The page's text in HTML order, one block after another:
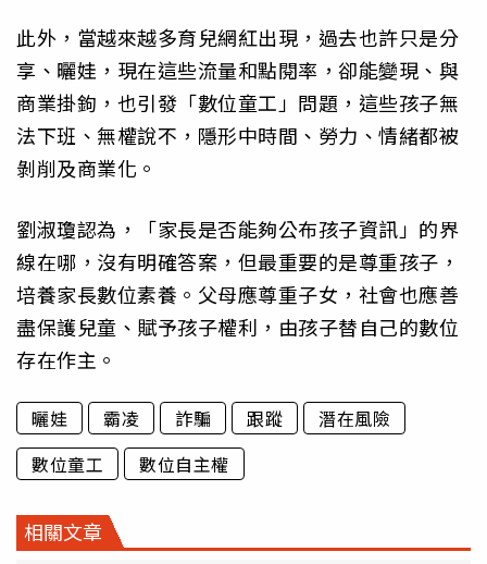
此外，當越來越多育兒網紅出現，過去也許只是分
享、曬娃，現在這些流量和點閱率，卻能變現、與
商業掛鉤，也引發「數位童工」問題，這些孩子無
法下班、無權說不，隱形中時間、勞力、情緒都被
剝削及商業化。
劉淑瓊認為，「家長是否能夠公布孩子資訊」的界
線在哪，沒有明確答案，但最重要的是尊重孩子，
培養家長數位素養。父母應尊重子女，社會也應善
盡保護兒童、賦予孩子權利，由孩子替自己的數位
存在作主。
曬娃 霸凌 詐騙 跟蹤
潛在風險
數位童工
數位自主權
相關文章